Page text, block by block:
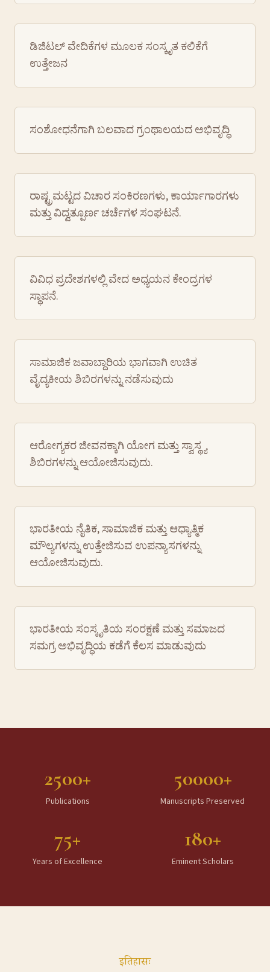
ಡಿಜಿಟಲ್ ವೇದಿಕೆಗಳ ಮೂಲಕ ಸಂಸ್ಕೃತ ಕಲಿಕೆಗೆ
ಉತ್ತೇಜನ
ಸಂಶೋಧನೆಗಾಗಿ ಬಲವಾದ ಗ್ರಂಥಾಲಯದ ಅಭಿವೃದ್ಧಿ
ರಾಷ್ಟ್ರಮಟ್ಟದ ವಿಚಾರ ಸಂಕಿರಣಗಳು, ಕಾರ್ಯಾಗಾರಗಳು
ಮತ್ತು ವಿದ್ವತ್ಪೂರ್ಣ ಚರ್ಚೆಗಳ ಸಂಘಟನೆ.
ವಿವಿಧ ಪ್ರದೇಶಗಳಲ್ಲಿ ವೇದ ಅಧ್ಯಯನ ಕೇಂದ್ರಗಳ
ಸ್ಥಾಪನೆ.
ಸಾಮಾಜಿಕ ಜವಾಬ್ದಾರಿಯ ಭಾಗವಾಗಿ ಉಚಿತ
ವೈದ್ಯಕೀಯ ಶಿಬಿರಗಳನ್ನು ನಡೆಸುವುದು
ಆರೋಗ್ಯಕರ ಜೀವನಕ್ಕಾಗಿ ಯೋಗ ಮತ್ತು ಸ್ವಾಸ್ಥ್ಯ
ಶಿಬಿರಗಳನ್ನು ಆಯೋಜಿಸುವುದು.
ಭಾರತೀಯ ನೈತಿಕ, ಸಾಮಾಜಿಕ ಮತ್ತು ಆಧ್ಯಾತ್ಮಿಕ
ಮೌಲ್ಯಗಳನ್ನು ಉತ್ತೇಜಿಸುವ ಉಪನ್ಯಾಸಗಳನ್ನು
ಆಯೋಜಿಸುವುದು.
ಭಾರತೀಯ ಸಂಸ್ಕೃತಿಯ ಸಂರಕ್ಷಣೆ ಮತ್ತು ಸಮಾಜದ
ಸಮಗ್ರ ಅಭಿವೃದ್ಧಿಯ ಕಡೆಗೆ ಕೆಲಸ ಮಾಡುವುದು
2500+
Publications
50000+
Manuscripts Preserved
75+
Years of Excellence
180+
Eminent Scholars
इतिहासः